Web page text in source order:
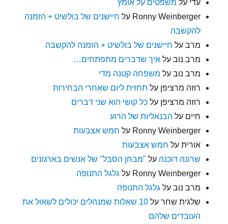
עדי על משפטים על אומץ
Ronny Weinberger על חיישנים של בולשיט + הזמנה
להקשבה
מרב על חיישנים של בולשיט + הזמנה להקשבה
מרב נוב עלאיך שדברים מתפתחים…
מרב נוב על משפחה קטנה מדי
רוזה מרציפן על תחזית ליום שאחרי הבחירות
רוזה מרציפן עלכל קושי הוא שני דברים
חיים על הבנאליות של הרוע
Ronny Weinberger על חמש אצבעות
אורית על חמש אצבעות
שרונה דוכנה על "מבחן הסבל" של אנשים בארגונים
Ronny Weinberger על גלגל התנופה
מרב נוב על גלגל התנופה
שלגית שחר על
10 שאלות שמנהלים יכולים לשאול את
העובדים שלהם